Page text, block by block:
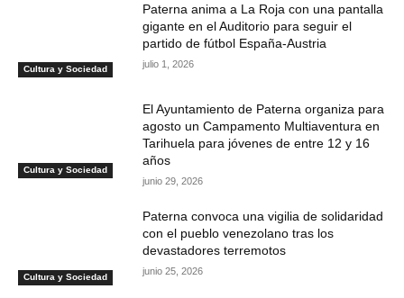
Cultura y Sociedad
Paterna anima a La Roja con una pantalla
gigante en el Auditorio para seguir el
partido de fútbol España-Austria
julio 1, 2026
Cultura y Sociedad
El Ayuntamiento de Paterna organiza para
agosto un Campamento Multiaventura en
Tarihuela para jóvenes de entre 12 y 16
años
junio 29, 2026
Cultura y Sociedad
Paterna convoca una vigilia de solidaridad
con el pueblo venezolano tras los
devastadores terremotos
junio 25, 2026